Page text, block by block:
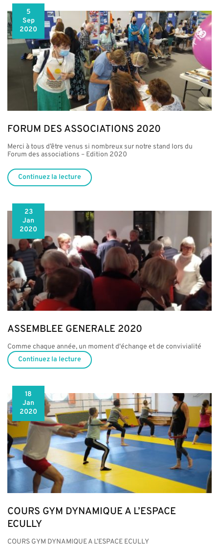
5
Sep
2020
FORUM DES ASSOCIATIONS 2020
Merci à tous d’être venus si nombreux sur notre stand lors du
Forum des associations – Edition 2020
Continuez la lecture
23
Jan
2020
ASSEMBLEE GENERALE 2020
Comme chaque année, un moment d'échange et de convivialité
Continuez la lecture
18
Jan
2020
COURS GYM DYNAMIQUE A L’ESPACE
ECULLY
COURS GYM DYNAMIQUE A L’ESPACE ECULLY